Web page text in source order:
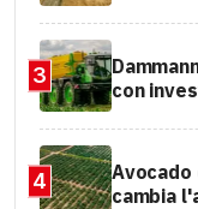
3
con
4
Avocado
cambia